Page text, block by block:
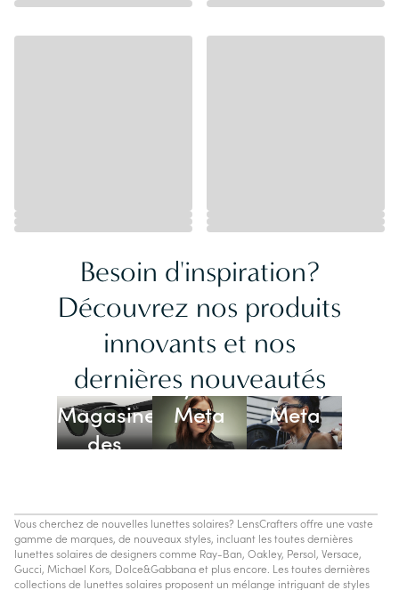
Besoin d'inspiration?
Découvrez nos produits
innovants et nos
dernières nouveautés
Magasiner
des
Ray-Ban
Meta
Lunettes
Oakley
Meta
Vous cherchez de nouvelles lunettes solaires? LensCrafters offre une vaste
gamme de marques, de nouveaux styles, incluant les toutes dernières
lunettes solaires de designers comme Ray-Ban, Oakley, Persol, Versace,
Gucci, Michael Kors, Dolce&Gabbana et plus encore. Les toutes dernières
collections de lunettes solaires proposent un mélange intriguant de styles